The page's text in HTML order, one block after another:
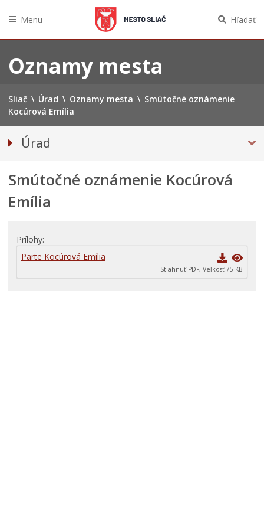
obsah
Menu Hľadať
Oznamy mesta
Sliač \ Úrad \ Oznamy mesta \ Smútočné oznámenie
Kocúrová Emília
Úrad
Odbory úradu
OZNAMY MESTA
Tlačivá a agendy
Smútočné oznámenie Kocúrová
Emília
Prílohy
Parte Kocúrová Emília
Stiahnuť PDF, Veľkosť 75 KB